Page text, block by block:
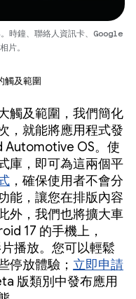
時鐘、聯絡人資訊卡、Google
片。
及範圍
觸及範圍，我們簡化
，就能將應用程式發
Automotive OS。使
庫，即可為這兩個平
，確保使用者不會分
能，讓您在排版內容
外，我們也將擴大車
17 的手機上，
播放。您可以輕鬆
停放體驗； 立即申請
版類別中發布應用